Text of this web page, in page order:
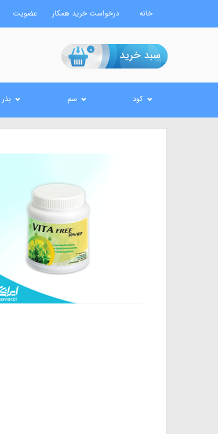
عضویت درخواست خرید همکار خانه
0
کود سم بذر